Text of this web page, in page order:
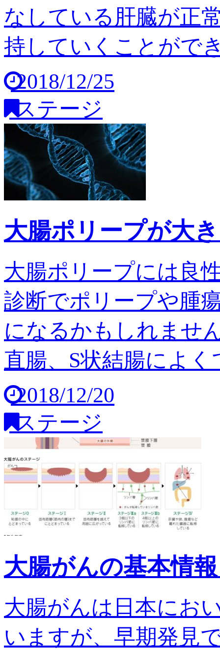
なしている肝臓が正
持していくことがで
2018/12/25
ステージ
大腸ポリープが大
大腸ポリープには良
診断でポリープや腫
になるかもしれませ
直腸、S状結腸によ
2018/12/20
ステージ
大腸がんの基本情
大腸がんは日本にお
いますが、早期発見